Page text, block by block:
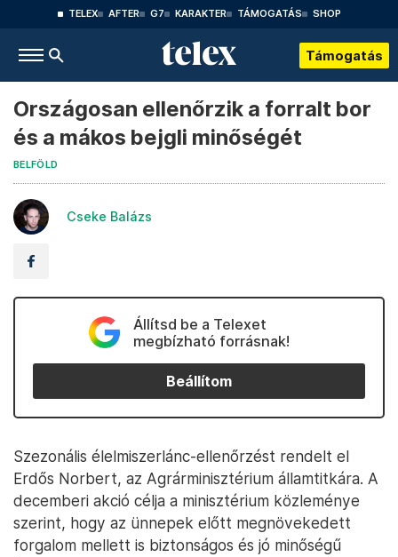
TELEX AFTER G7 KARAKTER TÁMOGATÁS SHOP
Támogatás
Országosan ellenőrzik a forralt bor
és a mákos bejgli minőségét
BELFÖLD
Cseke Balázs
Állítsd be a Telexet
megbízható forrásnak!
Beállítom
Szezonális élelmiszerlánc-ellenőrzést rendelt el
Erdős Norbert, az Agrárminisztérium államtitkára. A
decemberi akció célja a minisztérium közleménye
szerint, hogy az ünnepek előtt megnövekedett
forgalom mellett is biztonságos és jó minőségű